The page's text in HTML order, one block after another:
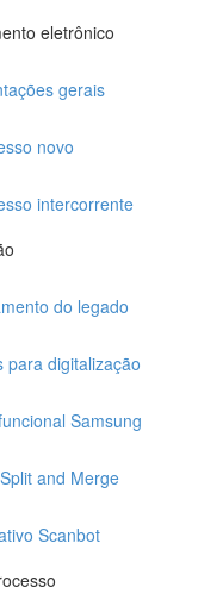
eletrônico
gerais
novo
intercorrente
do legado
para digitalização
Samsung
and Merge
Scanbot